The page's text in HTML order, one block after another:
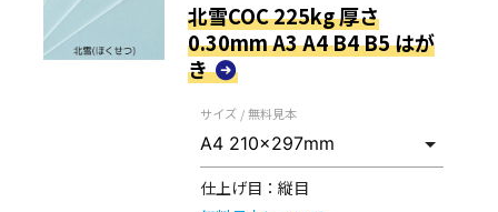
北雪COC 225kg 厚さ
0.30mm A3 A4 B4 B5 はが
き
サイズ / 無料見本
仕上げ目： 縦目